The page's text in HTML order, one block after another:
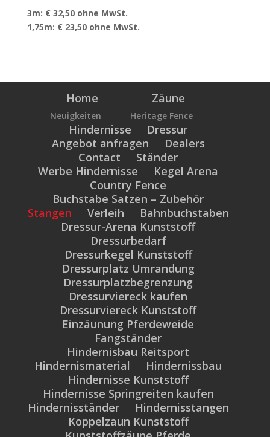
3m: € 32,50 ohne MwSt.
1,75m: € 23,50 ohne MwSt.
Home
Neuigkeiten
Zäune
Heritage Fence
Hindernisse
Dressur
Angebot anfragen
Dealers
Contact
Ständer
Werbe Hindernisse
Kegel Arena
Country Fence
Buchstabe Satzen – Zubehör
Stangen
Verleih
Bahnbuchstaben
Dressur-Arena Kunststoff
Dressurbedarf
Dressurkegel Kunststoff
Dressurplatz Umrandung
Dressurplatzbegrenzung
Dressurviereck kaufen
Dressurviereck Kunststoff
Einzäunung Pferdeweide
Fangständer
Hindernisbau Reitsport
Hindernismaterial
Hindernissbau
Hindernisse Kunststoff
Hindernisse Springreiten kaufen
Hindernisständer
Hindernisstangen
Koppelzaun Kunststoff